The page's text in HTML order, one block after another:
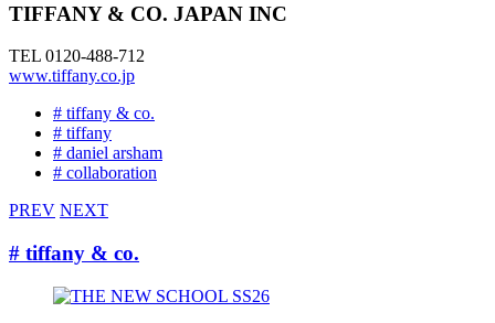
TIFFANY & CO. JAPAN INC
TEL 0120-488-712
www.tiffany.co.jp
# tiffany & co.
# tiffany
# daniel arsham
# collaboration
PREV NEXT
# tiffany & co.